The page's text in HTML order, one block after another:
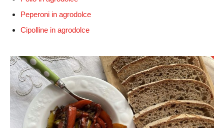
Peperoni in agrodolce
Cipolline in agrodolce